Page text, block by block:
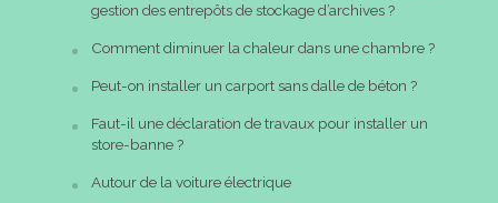
gestion des entrepôts de stockage d’archives ?
Comment diminuer la chaleur dans une chambre ?
Peut-on installer un carport sans dalle de béton ?
Faut-il une déclaration de travaux pour installer un
store-banne ?
Autour de la voiture électrique